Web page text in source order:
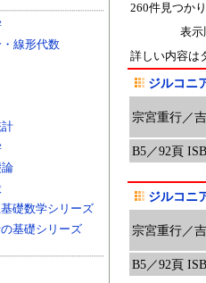
線形代数
礎数学シリーズ
基礎シリーズ
260件見つか
表
詳しい内容は
ジルコニ
宗宮重行／
B5／92頁
ジルコニ
宗宮重行／
B5／92頁